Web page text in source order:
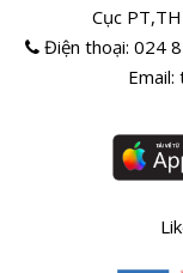
Cục
Điện thoại:024
Email: